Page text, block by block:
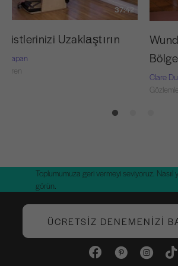
37:42
Uzaklaştırın
Capan
Bölge
Clare
Toplumumuza geri vermeyi seviyoruz. Nasıl
görün.
ÜCRETSIZ DENEMENIZI